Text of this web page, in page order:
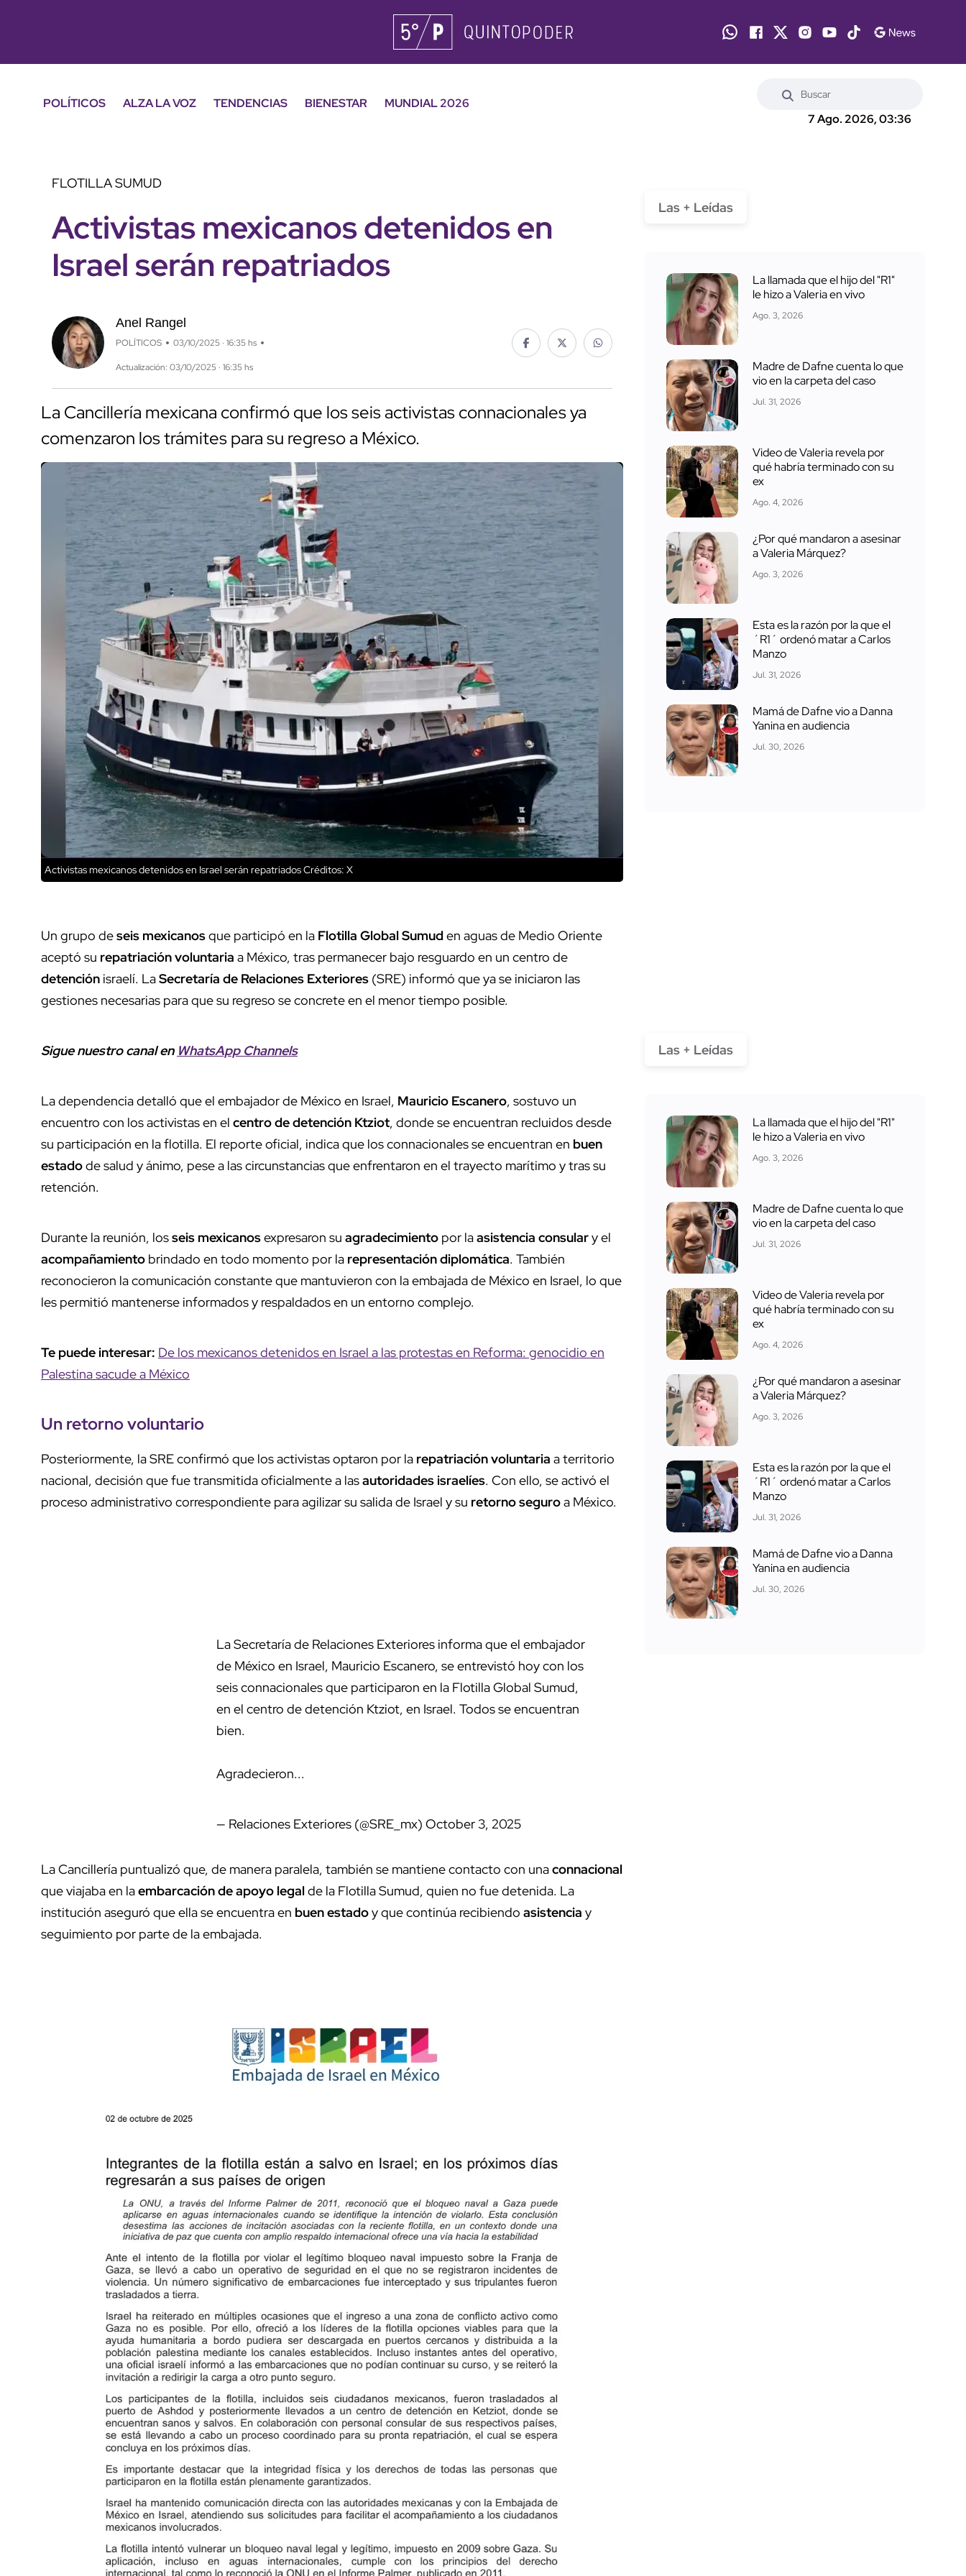
POLÍTICOS ALZA LA VOZ TENDENCIAS BIENESTAR
MUNDIAL 2026
7 Ago. 2026, 03:36
FLOTILLA SUMUD
Activistas mexicanos detenidos en
Israel serán repatriados
Anel Rangel
POLÍTICOS 03/10/2025 · 16:35 hs
Actualización: 03/10/2025 · 16:35 hs
La Cancillería mexicana confirmó que los seis activistas connacionales ya
comenzaron los trámites para su regreso a México.
Activistas mexicanos detenidos en Israel serán repatriadosCréditos: X
Un grupo deseis mexicanosque participó en la Flotilla Global Sumuden aguas de Medio Oriente
aceptó su repatriación voluntaria a México, tras permanecer bajo resguardo en un centro de
detención israelí. LaSecretaría de Relaciones Exteriores (SRE) informó que ya se iniciaron las
gestiones necesarias para que su regreso se concrete en el menor tiempo posible.
Sigue nuestro canal en WhatsApp Channels
La dependencia detalló que el embajador de México en Israel, Mauricio Escanero, sostuvo un
encuentro con los activistas en el centro de detención Ktziot, donde se encuentran recluidos desde
su participación en la flotilla. El reporte oficial, indica que los connacionales se encuentran en buen
estadode salud y ánimo, pese a las circunstancias que enfrentaron en el trayecto marítimo y tras su
retención.
Durante la reunión, losseis mexicanosexpresaron su agradecimiento por laasistencia consulary el
acompañamiento brindado en todo momento por la representación diplomática. También
reconocieron la comunicación constante que mantuvieron con la embajada de México en Israel, lo que
les permitió mantenerse informados y respaldados en un entorno complejo.
Te puede interesar: De los mexicanos detenidos en Israel a las protestas en Reforma: genocidio en
Palestina sacude a México
Un retorno voluntario
Posteriormente, la SRE confirmó que los activistas optaron por la repatriación voluntaria a territorio
nacional, decisión que fue transmitida oficialmente a lasautoridades israelíes. Con ello, se activó el
proceso administrativo correspondiente para agilizar su salida de Israel y su retorno seguroa México.
La Secretaría de Relaciones Exteriores informa que el embajador de México en Israel,
Mauricio Escanero, se entrevistó hoy con los seis connacionales que participaron en la
Flotilla Global Sumud, en el centro de detención Ktziot, en Israel. Todos se encuentran bien.
— Relaciones Exteriores (@SRE_mx)October 3, 2025
La Cancillería puntualizó que, de manera paralela, también se mantiene contacto con una
institución aseguró que ella se encuentra enbuen estadoy que continúa recibiendoasistenciay
seguimiento por parte de la embajada.
Las + Leídas
La llamada que el hijo del "R1"
le hizo a Valeria en vivo
Ago. 3, 2026
Madre de Dafne cuenta lo que
vio en la carpeta del caso
Jul. 31, 2026
Video de Valeria revela por
qué habría terminado con su
ex
Ago. 4, 2026
¿Por qué mandaron a asesinar
a Valeria Márquez?
Ago. 3, 2026
Esta es la razón por la que el
´R1´ ordenó matar a Carlos
Manzo
Jul. 31, 2026
Mamá de Dafne vio a Danna
Yanina en audiencia
Jul. 30, 2026
Las + Leídas
La llamada que el hijo del "R1"
le hizo a Valeria en vivo
Ago. 3, 2026
Madre de Dafne cuenta lo que
vio en la carpeta del caso
Jul. 31, 2026
Video de Valeria revela por
qué habría terminado con su
ex
Ago. 4, 2026
¿Por qué mandaron a asesinar
a Valeria Márquez?
Ago. 3, 2026
Esta es la razón por la que el
´R1´ ordenó matar a Carlos
Manzo
Jul. 31, 2026
Mamá de Dafne vio a Danna
Yanina en audiencia
Jul. 30, 2026